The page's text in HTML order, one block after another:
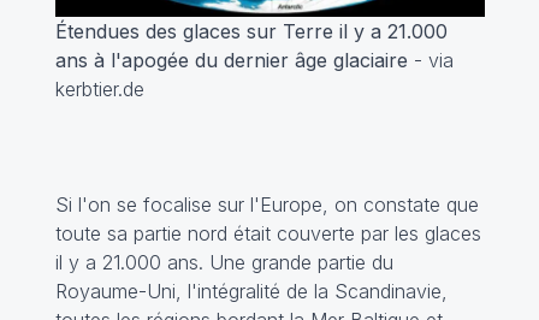
Étendues des glaces sur Terre il y a 21.000
ans à l'apogée du dernier âge glaciaire - via
kerbtier.de
Si l'on se focalise sur l'Europe, on constate que
toute sa partie nord était couverte par les glaces
il y a 21.000 ans. Une grande partie du
Royaume-Uni, l'intégralité de la Scandinavie,